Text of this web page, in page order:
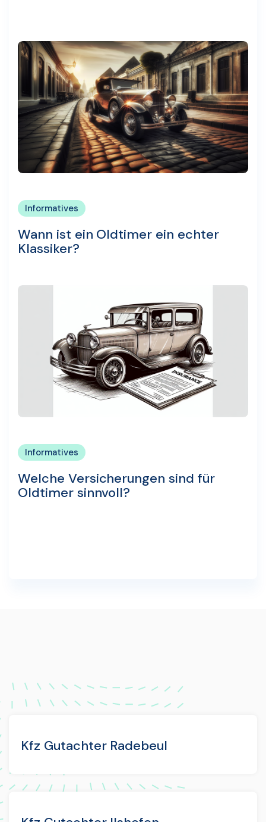
Informatives
Wann ist ein Oldtimer ein echter
Klassiker?
Informatives
Welche Versicherungen sind für
Oldtimer sinnvoll?
Kfz Gutachter Radebeul